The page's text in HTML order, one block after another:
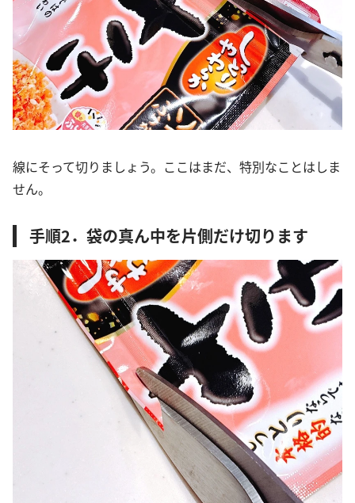
線にそって切りましょう。ここはまだ、特別なことはしま
せん。
手順2．袋の真ん中を片側だけ切ります